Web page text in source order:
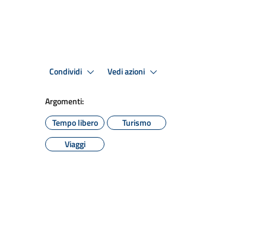
Condividi Vedi azioni
Argomenti:
Tempo libero
Turismo
Viaggi